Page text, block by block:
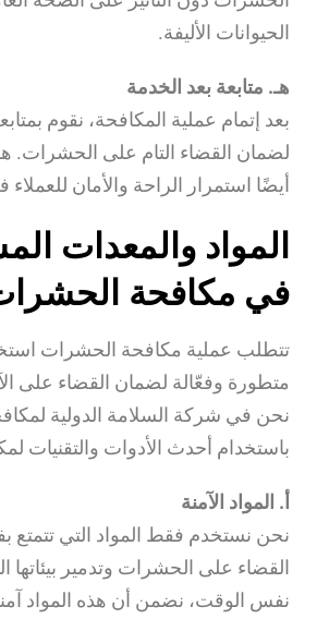
الحيوانات الأليفة.
هـ. متابعة بعد الخدمة
بعد إتمام عملية المكافحة، نقوم
لضمان القضاء التام على الحشرات.
أيضًا استمرار الراحة والأمان
المواد والمعدات
في مكافحة
تتطلب عملية مكافحة الحشرات
متطورة وفعّالة لضمان القضاء على
نحن في شركة السلامة الدولية
باستخدام أحدث الأدوات والتقنيات
أ. المواد الآمنة
نحن نستخدم فقط المواد التي تتمتع
القضاء على الحشرات وتدمير بيئاتها
نفس الوقت، نضمن أن هذه المواد